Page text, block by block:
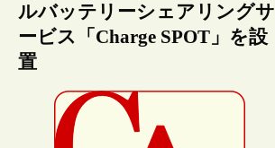
ルバッテリーシェアリングサ
ービス「Charge SPOT」を設
置